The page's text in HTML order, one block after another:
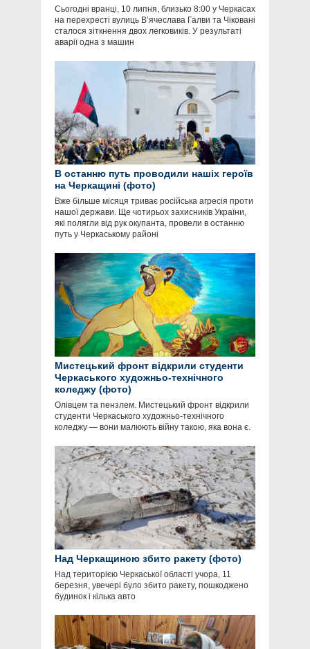
Сьогодні вранці, 10 липня, близько 8:00 у Черкасах
на перехресті вулиць В’ячеслава Галви та Чіковані
сталося зіткнення двох легковиків. У результаті
аварії одна з машин
В останню путь проводили нашіх героїв
на Черкащині (фото)
Вже більше місяця триває російська агресія проти
нашої держави. Ще чотирьох захисників України,
які полягли від рук окупанта, провели в останню
путь у Черкаському районі
Мистецький фронт відкрили студенти
Черкаського художньо-технічного
коледжу (фото)
Олівцем та пензлем. Мистецький фронт відкрили
студенти Черкаського художньо-технічного
коледжу — вони малюють війну такою, яка вона є.
Над Черкащиною збито ракету (фото)
Над територією Черкаської області учора, 11
березня, увечері було збито ракету, пошкоджено
будинок і кілька авто